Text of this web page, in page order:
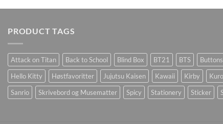
PRODUCT TAGS
Attack on Titan Back to School Blind Box BT21 BTS Buttons
Hello Kitty
Høstfavoritter Jujutsu Kaisen Kawaii Kirby
Sanrio
Skrivebord og Musematter Spicy Stationery Sticker